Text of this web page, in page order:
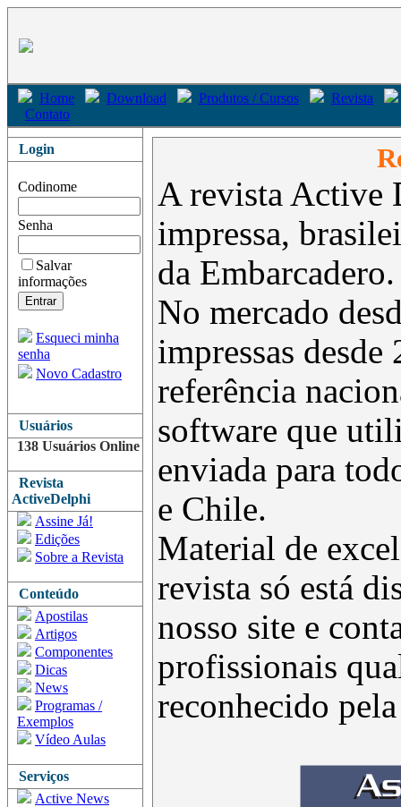
Home Download Produtos / Cursos
Revista
Contato
Login
Codinome
Senha
Salvar
informações
Esqueci minha
senha
Novo Cadastro
Usuários
138 Usuários Online
Revista
ActiveDelphi
Assine Já!
Edições
Sobre a Revista
Conteúdo
Apostilas
Artigos
Componentes
Dicas
News
Programas /
Exemplos
Vídeo Aulas
Serviços
Active News
A revista Active
impressa,
da Embarcadero.
No mercado
impressas
referência
software que
enviada para
e Chile.
Material de
revista só está
nosso site e
profissionais
reconhecido